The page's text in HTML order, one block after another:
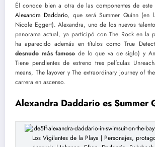
Él conoce bien a otra de las componentes de este
Alexandra Daddario, que será Summer Quinn (en
Nicole Eggert). Alexandra, uno de los nuevos
panorama actual, ya participó con The Rock en la
ha aparecido además en títulos como True
desnudo más famoso de lo que va de siglo) y
Tiene pendientes de estreno tres películas
means, The layover y The extraordinary journey of
carrera en ascenso.
Alexandra Daddario es Summer